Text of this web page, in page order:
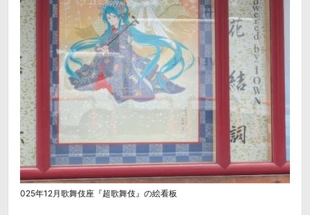
025年12月歌舞伎座『超歌舞伎』の絵看板